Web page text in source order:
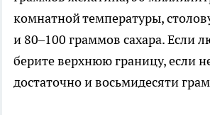
комнатной температуры,
и 80–100 граммов сахара. Если
берите верхнюю границу, если
достаточно и восьмидесяти